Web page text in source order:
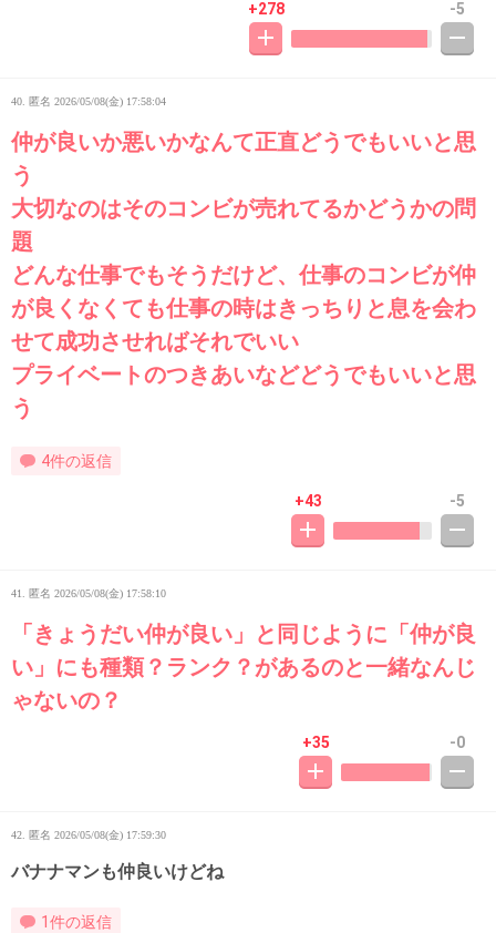
+278 -5
40. 匿名 2026/05/08(金) 17:58:04
仲が良いか悪いかなんて正直どうでもいいと思
う
大切なのはそのコンビが売れてるかどうかの問
題
どんな仕事でもそうだけど、仕事のコンビが仲
が良くなくても仕事の時はきっちりと息を会わ
せて成功させればそれでいい
プライベートのつきあいなどどうでもいいと思
う
4件の返信
+43 -5
41. 匿名 2026/05/08(金) 17:58:10
「きょうだい仲が良い」と同じように「仲が良
い」にも種類？ランク？があるのと一緒なんじ
ゃないの？
+35 -0
42. 匿名 2026/05/08(金) 17:59:30
バナナマンも仲良いけどね
1件の返信